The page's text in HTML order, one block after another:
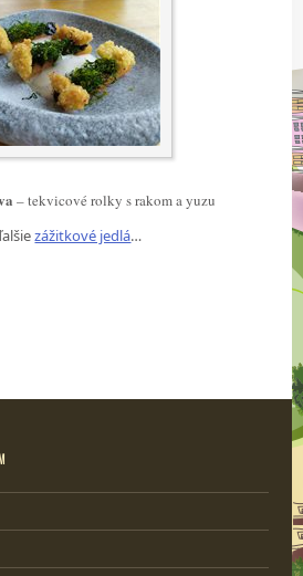
– tekvicové rolky s rakom a yuzu
zážitkové jedlá…